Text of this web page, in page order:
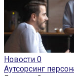
Новости 0
Аутсорсинг